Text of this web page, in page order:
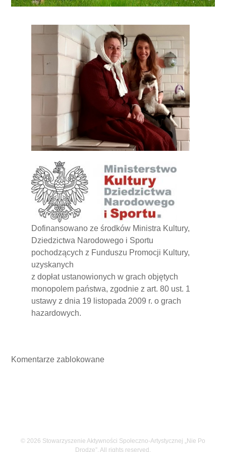
Dofinansowano ze środków Ministra Kultury,
Dziedzictwa Narodowego i Sportu
pochodzących z Funduszu Promocji Kultury,
uzyskanych
z dopłat ustanowionych w grach objętych
monopolem państwa, zgodnie z art. 80 ust. 1
ustawy z dnia 19 listopada 2009 r. o grach
hazardowych.
Komentarze zablokowane
© 2026 Stowarzyszenie Aktywności Społeczno-Artystycznej „Nie Po
Drodze”. All rights reserved.